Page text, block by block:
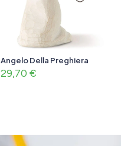
Angelo Della Preghiera
29,70 €